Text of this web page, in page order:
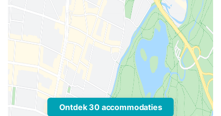
Ontdek 30 accommodaties